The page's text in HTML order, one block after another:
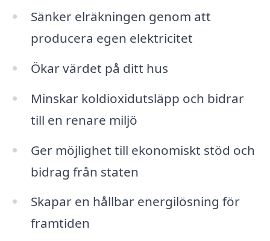
Sänker elräkningen genom att
producera egen elektricitet
Ökar värdet på ditt hus
Minskar koldioxidutsläpp och bidrar
till en renare miljö
Ger möjlighet till ekonomiskt stöd och
bidrag från staten
Skapar en hållbar energilösning för
framtiden